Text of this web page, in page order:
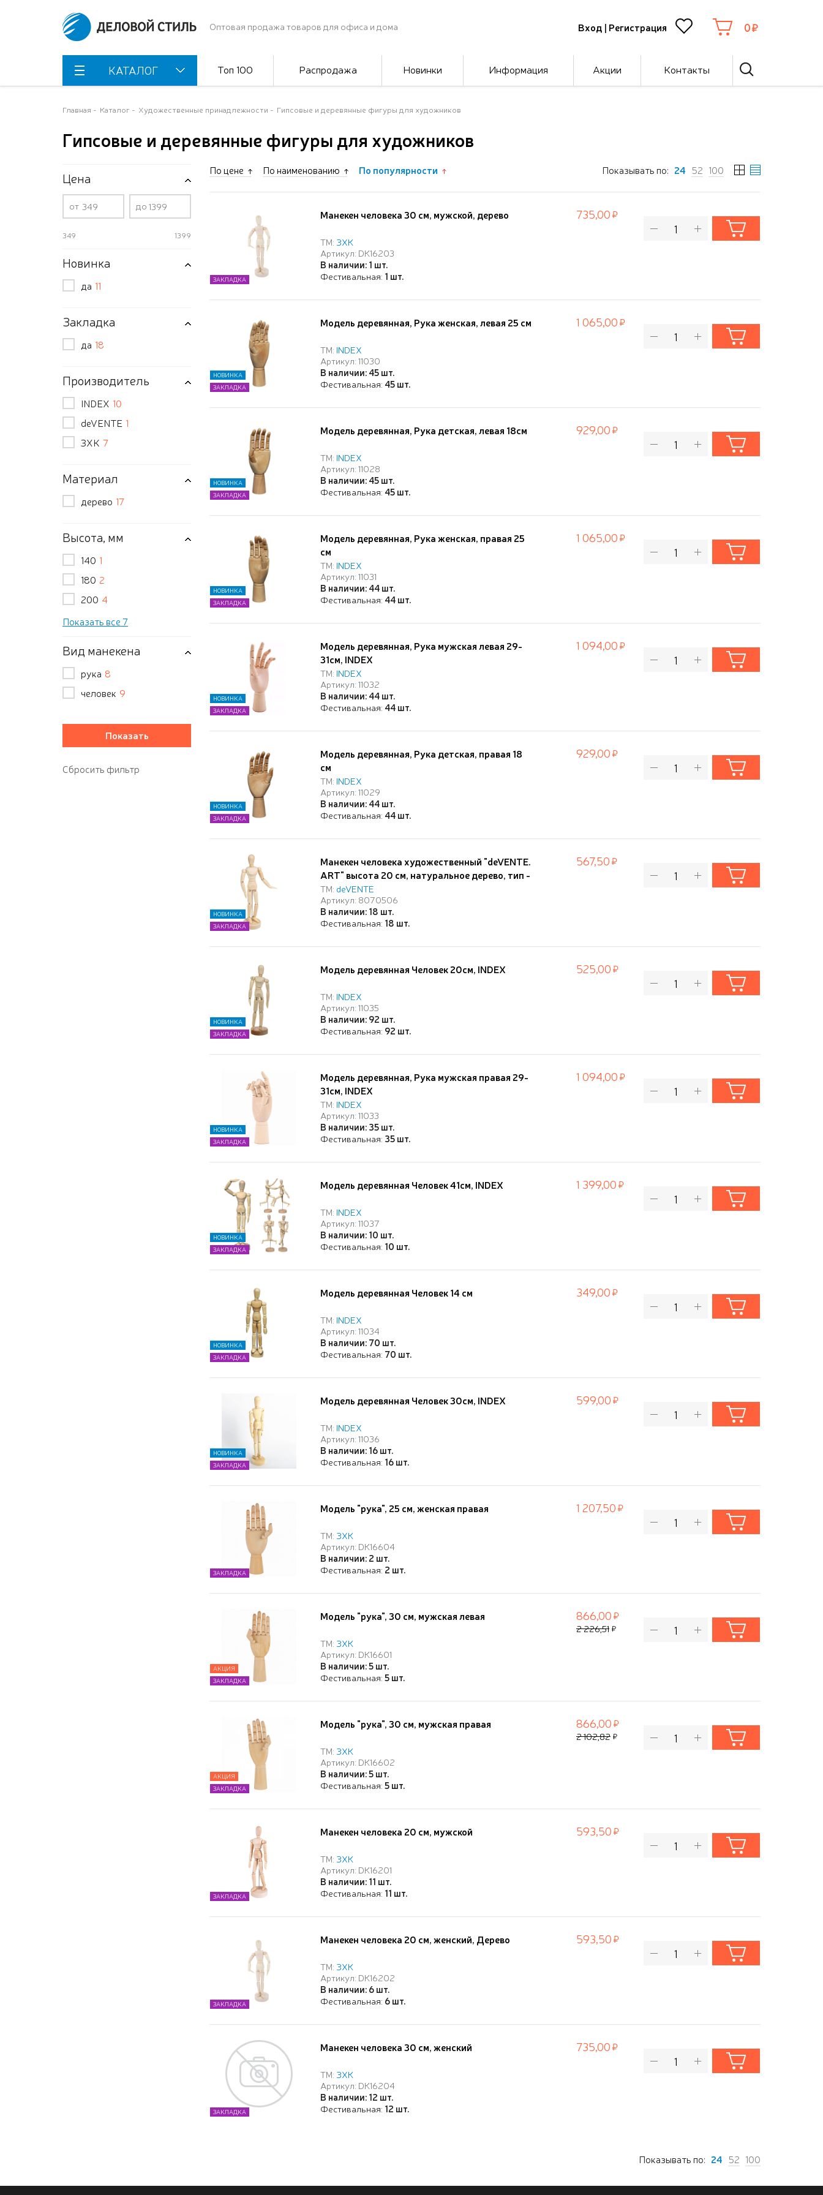
Оптовая продажа товаров для офиса и дома Вход | Регистрация 0
КАТАЛОГ Топ 100 Распродажа Новинки Информация Акции Контакты
Главная Каталог Художественные принадлежности Гипсовые и деревянные фигуры для художников
Гипсовые и деревянные фигуры для художников
Цена
от до
349 1399
Новинка
да 11
Закладка
да 18
Производитель
INDEX 10
deVENTE 1
ЗХК 7
Материал
дерево 17
Высота, мм
140 1
180 2
200 4
Показать все 7
Вид манекена
рука 8
человек 9
По цене По наименованию По популярности Показывать по: 24 52 100
Манекен человека 30 см, мужской, дерево
ТМ: ЗХК
Артикул: DK16203
В наличии: 1 шт.
Фестивальная: 1 шт.
ЗАКЛАДКА
735,00
Модель деревянная, Рука женская, левая 25 см
ТМ: INDEX
Артикул: 11030
В наличии: 45 шт.
Фестивальная: 45 шт.
НОВИНКА
ЗАКЛАДКА
1 065,00
Модель деревянная, Рука детская, левая 18см
ТМ: INDEX
Артикул: 11028
В наличии: 45 шт.
Фестивальная: 45 шт.
НОВИНКА
ЗАКЛАДКА
929,00
Модель деревянная, Рука женская, правая 25
см
ТМ: INDEX
Артикул: 11031
В наличии: 44 шт.
Фестивальная: 44 шт.
НОВИНКА
ЗАКЛАДКА
1 065,00
Модель деревянная, Рука мужская левая 29-
31см, INDEX
ТМ: INDEX
Артикул: 11032
В наличии: 44 шт.
Фестивальная: 44 шт.
НОВИНКА
ЗАКЛАДКА
1 094,00
Модель деревянная, Рука детская, правая 18
см
ТМ: INDEX
Артикул: 11029
В наличии: 44 шт.
Фестивальная: 44 шт.
НОВИНКА
ЗАКЛАДКА
929,00
Манекен человека художественный "deVENTE.
ART" высота 20 см, натуральное дерево, тип -
универсальный, на подставке с металлической
опорой, в картонной коробке
ТМ: deVENTE
Артикул: 8070506
В наличии: 18 шт.
Фестивальная: 18 шт.
НОВИНКА
ЗАКЛАДКА
567,50
Модель деревянная Человек 20см, INDEX
ТМ: INDEX
Артикул: 11035
В наличии: 92 шт.
Фестивальная: 92 шт.
НОВИНКА
ЗАКЛАДКА
525,00
Модель деревянная, Рука мужская правая 29-
31см, INDEX
ТМ: INDEX
Артикул: 11033
В наличии: 35 шт.
Фестивальная: 35 шт.
НОВИНКА
ЗАКЛАДКА
1 094,00
Модель деревянная Человек 41см, INDEX
ТМ: INDEX
Артикул: 11037
В наличии: 10 шт.
Фестивальная: 10 шт.
НОВИНКА
ЗАКЛАДКА
1 399,00
Модель деревянная Человек 14 см
ТМ: INDEX
Артикул: 11034
В наличии: 70 шт.
Фестивальная: 70 шт.
НОВИНКА
ЗАКЛАДКА
349,00
Модель деревянная Человек 30см, INDEX
ТМ: INDEX
Артикул: 11036
В наличии: 16 шт.
Фестивальная: 16 шт.
НОВИНКА
ЗАКЛАДКА
599,00
Модель "рука", 25 см, женская правая
ТМ: ЗХК
Артикул: DK16604
В наличии: 2 шт.
Фестивальная: 2 шт.
ЗАКЛАДКА
1 207,50
Модель "рука", 30 см, мужская левая
ТМ: ЗХК
Артикул: DK16601
В наличии: 5 шт.
Фестивальная:5 шт.
АКЦИЯ
ЗАКЛАДКА
866,00
2 226,51
Модель "рука", 30 см, мужская правая
ТМ: ЗХК
Артикул: DK16602
В наличии: 5 шт.
Фестивальная:5 шт.
АКЦИЯ
ЗАКЛАДКА
866,00
2 102,82
Манекен человека 20 см, мужской
ТМ: ЗХК
Артикул: DK16201
В наличии: 11 шт.
Фестивальная: 11 шт.
ЗАКЛАДКА
593,50
Манекен человека 20 см, женский, Дерево
ТМ: ЗХК
Артикул: DK16202
В наличии: 6 шт.
Фестивальная: 6 шт.
ЗАКЛАДКА
593,50
Манекен человека 30 см, женский
ТМ: ЗХК
Артикул: DK16204
В наличии: 12 шт.
Фестивальная: 12 шт.
ЗАКЛАДКА
735,00
Показывать по: 24 52 100